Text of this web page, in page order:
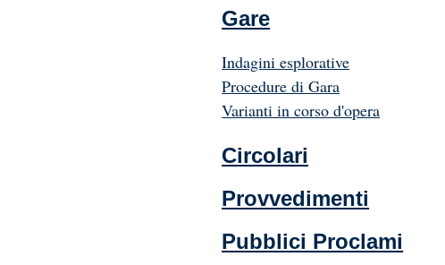
Gare
Indagini esplorative
Procedure di Gara
Varianti in corso d'opera
Circolari
Provvedimenti
Pubblici Proclami